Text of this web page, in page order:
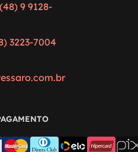
(48) 9 9128-
3223-7004